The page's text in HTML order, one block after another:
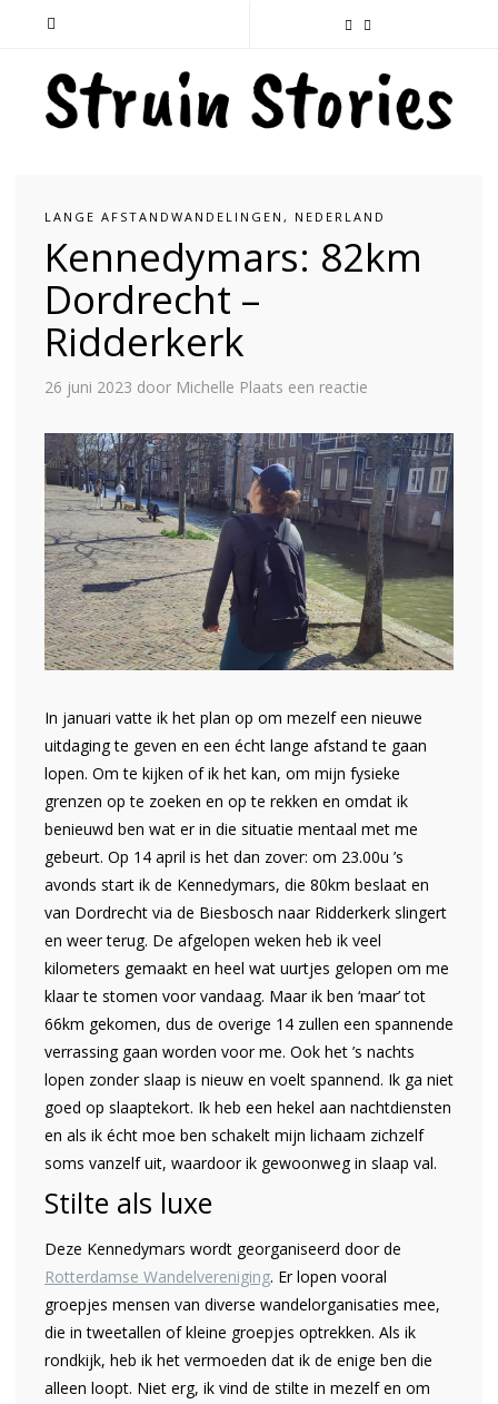
LANGE AFSTANDWANDELINGEN , NEDERLAND
Kennedymars: 82km
Dordrecht –
Ridderkerk
26 juni 2023 door Michelle Plaats een reactie
In januari vatte ik het plan op om mezelf een nieuwe
uitdaging te geven en een écht lange afstand te gaan
lopen. Om te kijken of ik het kan, om mijn fysieke
grenzen op te zoeken en op te rekken en omdat ik
benieuwd ben wat er in die situatie mentaal met me
gebeurt. Op 14 april is het dan zover: om 23.00u ’s
avonds start ik de Kennedymars, die 80km beslaat en
van Dordrecht via de Biesbosch naar Ridderkerk slingert
en weer terug. De afgelopen weken heb ik veel
kilometers gemaakt en heel wat uurtjes gelopen om me
klaar te stomen voor vandaag. Maar ik ben ‘maar’ tot
66km gekomen, dus de overige 14 zullen een spannende
verrassing gaan worden voor me. Ook het ’s nachts
lopen zonder slaap is nieuw en voelt spannend. Ik ga niet
goed op slaaptekort. Ik heb een hekel aan nachtdiensten
en als ik écht moe ben schakelt mijn lichaam zichzelf
soms vanzelf uit, waardoor ik gewoonweg in slaap val.
Stilte als luxe
Deze Kennedymars wordt georganiseerd door de
Rotterdamse Wandelvereniging. Er lopen vooral
groepjes mensen van diverse wandelorganisaties mee,
die in tweetallen of kleine groepjes optrekken. Als ik
rondkijk, heb ik het vermoeden dat ik de enige ben die
alleen loopt. Niet erg, ik vind de stilte in mezelf en om